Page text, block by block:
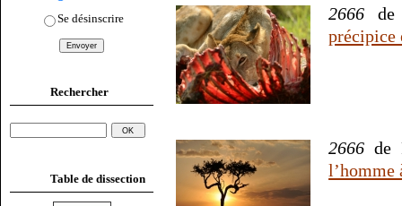
Se désinscrire
Rechercher
Table de dissection
2666 de
précipice
2666 de
l’homme